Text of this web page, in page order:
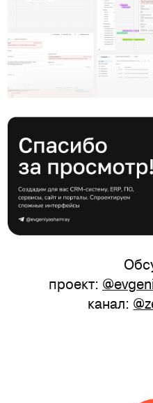
проект:
канал: